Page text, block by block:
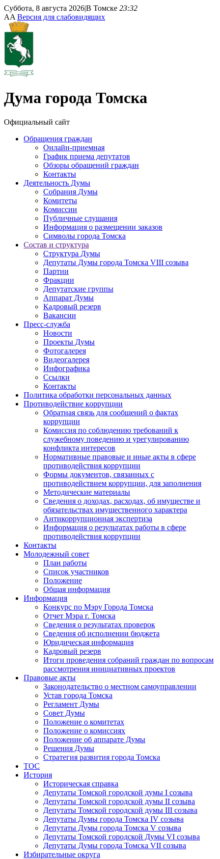
Суббота, 8 августа 2026|В Томске 23:32
AA Версия для слабовидящих
Дума города Томска
Официальный сайт
Обращения граждан
Онлайн-приемная
График приема депутатов
Обзоры обращений граждан
Контакты
Деятельность Думы
Собрания Думы
Комитеты
Комиссии
Публичные слушания
Информация о размещении заказов
Символы города Томска
Состав и структура
Структура Думы
Депутаты Думы города Томска VIII созыва
Партии
Фракции
Депутатские группы
Аппарат Думы
Кадровый резерв
Вакансии
Пресс-служба
Новости
Проекты Думы
Фотогалерея
Видеогалерея
Инфографика
Ссылки
Контакты
Политика обработки персональных данных
Прoтивoдeйствие кoрpупции
Обратная связь для сообщений о фактах
коррупции
Комиссия по соблюдению требований к
служебному поведению и урегулированию
конфликта интересов
Нормативные правовые и иные акты в сфере
противодействия коррупции
Формы документов, связанных с
противодействием коррупции, для заполнения
Методические материалы
Сведения о доходах, расходах, об имуществе и
обязательствах имущественного характера
Антикоррупционная экспертиза
Информация о результатах работы в сфере
противодействия коррупции
Контакты
Молодежный совет
План работы
Список участников
Положение
Общая информация
Информация
Конкурс по Мэру Города Томска
Отчет Мэра г. Томска
Сведения о результатах проверок
Сведения об исполнении бюджета
Юридическая информация
Кадровый резерв
Итоги проведения собраний граждан по вопросам
рассмотрения инициативных проектов
Правовые акты
Законодательство о местном самоуправлении
Устав города Томска
Регламент Думы
Совет Думы
Положение о комитетах
Положение о комиссиях
Положение об аппарате Думы
Решения Думы
Стратегия развития города Томска
ТОС
История
Историческая справка
Депутаты Томской городской думы I созыва
Депутаты Томской городской думы II созыва
Депутаты Томской городской думы III созыва
Депутаты Думы города Томска IV созыва
Депутаты Думы города Томска V созыва
Депутаты Томской городской Думы VI созыва
Депутаты Думы города Томска VII созыва
Избирательные округа